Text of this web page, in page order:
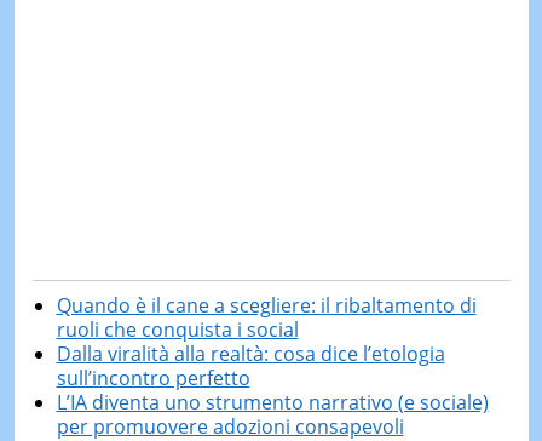
Quando è il cane a scegliere: il ribaltamento di
ruoli che conquista i social
Dalla viralità alla realtà: cosa dice l’etologia
sull’incontro perfetto
L’IA diventa uno strumento narrativo (e sociale)
per promuovere adozioni consapevoli